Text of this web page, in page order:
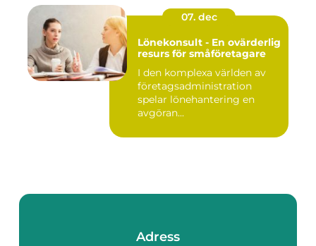
07. dec
Lönekonsult - En ovärderlig
resurs för småföretagare
I den komplexa världen av
företagsadministration
spelar lönehantering en
avgöran...
Adress